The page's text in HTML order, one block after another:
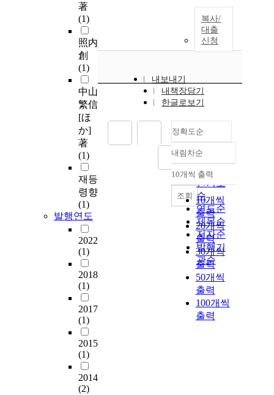
著
(1)
照内
創
(1)
中山
繁信
[ほ
か]
著
(1)
재등
령향
(1)
발행연도
2022
(1)
2018
(1)
2017
(1)
2015
(1)
2014
(2)
복사/
대출
신청
내보내기
내책장담기
한글로보기
정확도순
정확도
순
인기도
순
연도순
제목순
저자순
발행기
관순
내림차순
내림차순
10개씩 출력
10개씩
출력
20개씩
출력
30개씩
출력
50개씩
출력
100개씩
출력
조회